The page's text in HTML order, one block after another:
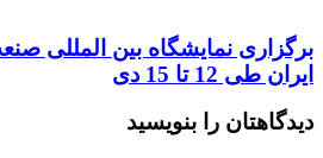
برگزاری نمایشگاه بین المللی
ایران طی 12 تا 15 دی
دیدگاهتان را بنویسید